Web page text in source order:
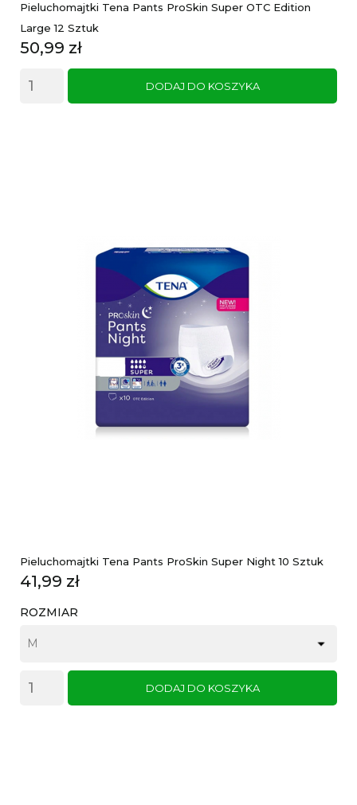
Pieluchomajtki Tena Pants ProSkin Super OTC Edition
Large 12 Sztuk
Cena
50,99 zł
DODAJ DO KOSZYKA
Pieluchomajtki Tena Pants ProSkin Super Night 10 Sztuk
Cena
41,99 zł
ROZMIAR
DODAJ DO KOSZYKA